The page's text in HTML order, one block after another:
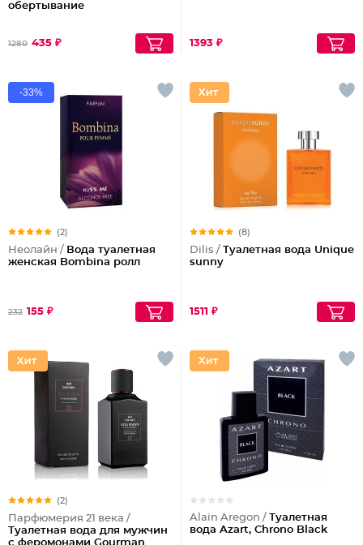
обертывание
1280 435 ₽ 1393 ₽
-33%
(2)
Неолайн / Вода туалетная
женская Bombina ролл
232 155 ₽
(8)
Dilis / Туалетная вода Unique
sunny
1511 ₽
(2)
Парфюмерия 21 века /
Туалетная вода для мужчин
Alain Aregon / Туалетная
вода Azart, Chrono Black